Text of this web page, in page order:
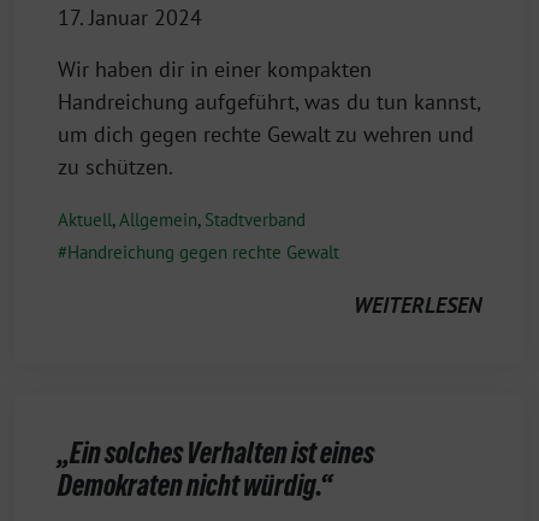
17. Januar 2024
Wir haben dir in einer kompakten
Handreichung aufgeführt, was du tun kannst,
um dich gegen rechte Gewalt zu wehren und
zu schützen.
Aktuell,Allgemein, Stadtverband
Handreichung gegen rechte Gewalt
WEITERLESEN
„Ein solches Verhalten ist eines
Demokraten nicht würdig.“